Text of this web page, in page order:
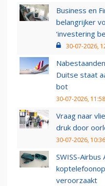
Business en
belangrijker
‘investering
30-07-2026,
Duitse staat
bot
30-07-2026, 11:58
Vraag naar
druk door
30-07-2026, 10:36
SWISS-
veroorzaakt